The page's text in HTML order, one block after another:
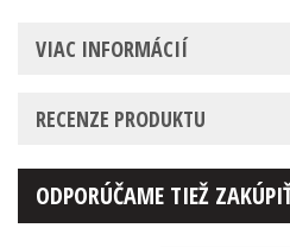
VIAC INFORMÁCIÍ
RECENZE PRODUKTU
ODPORÚČAME TIEŽ